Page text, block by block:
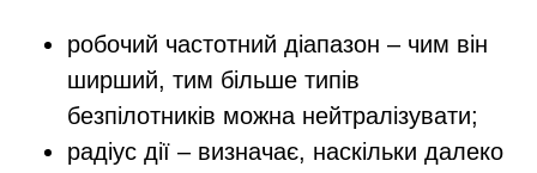
робочий частотний діапазон – чим він
ширший, тим більше типів
безпілотників можна нейтралізувати;
радіус дії – визначає, наскільки далеко